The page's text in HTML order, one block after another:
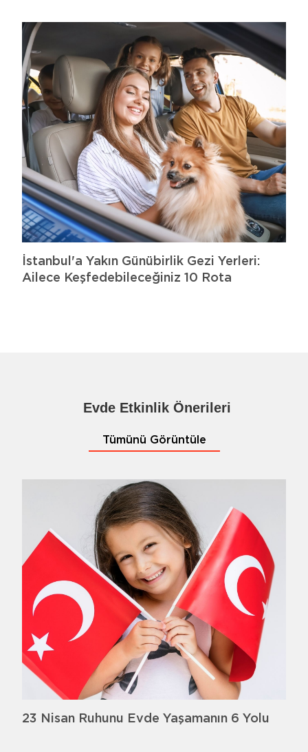
İstanbul'a Yakın Günübirlik Gezi Yerleri:
Ailece Keşfedebileceğiniz 10 Rota
Evde Etkinlik Önerileri
Tümünü Görüntüle
23 Nisan Ruhunu Evde Yaşamanın 6 Yolu